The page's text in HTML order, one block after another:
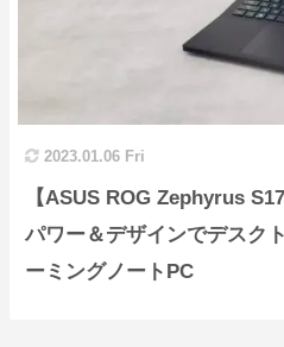
2023.01.06 Fri
【ASUS ROG Zephyrus
パワー＆デザインでデスク
ーミングノートPC